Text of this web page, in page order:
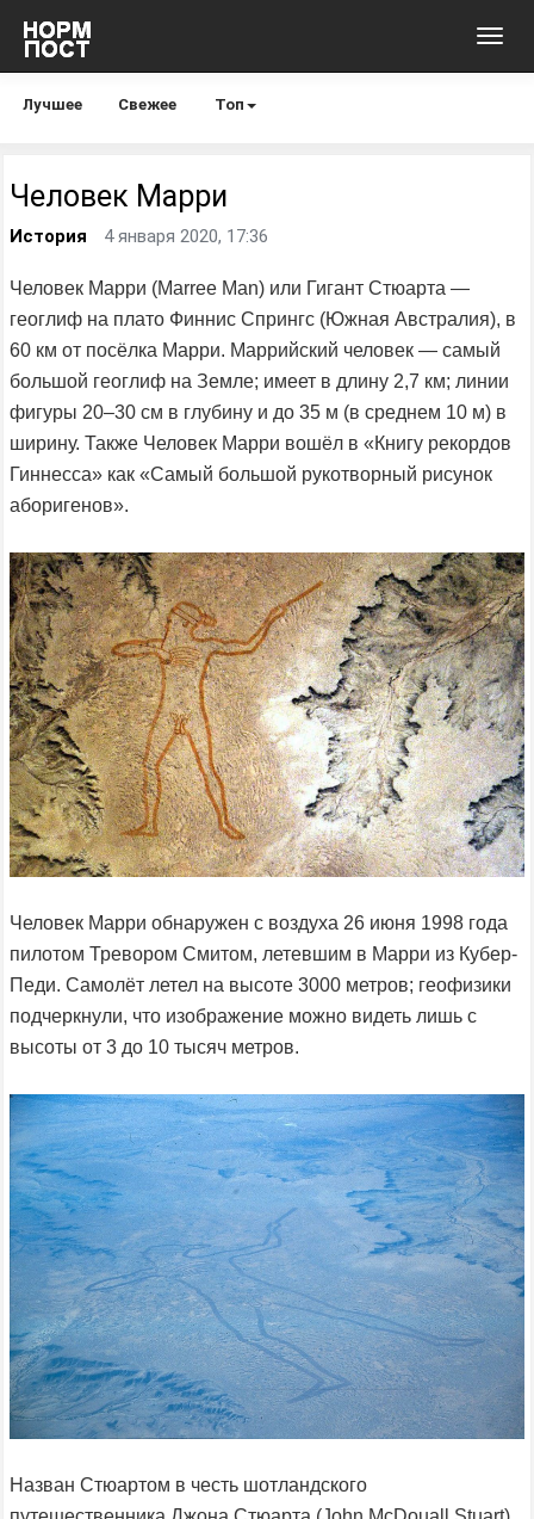
Лучшее Свежее Топ
Человек Марри
История 4 января 2020, 17:36
Человек Марри (Marree Man) или Гигант Стюарта —
геоглиф на плато Финнис Спрингс (Южная Австралия), в
60 км от посёлка Марри. Маррийский человек — самый
большой геоглиф на Земле; имеет в длину 2,7 км; линии
фигуры 20–30 см в глубину и до 35 м (в среднем 10 м) в
ширину. Также Человек Марри вошёл в «Книгу рекордов
Гиннесса» как «Самый большой рукотворный рисунок
аборигенов».
Человек Марри обнаружен с воздуха 26 июня 1998 года
пилотом Тревором Смитом, летевшим в Марри из Кубер-
Педи. Самолёт летел на высоте 3000 метров; геофизики
подчеркнули, что изображение можно видеть лишь с
высоты от 3 до 10 тысяч метров.
Назван Стюартом в честь шотландского